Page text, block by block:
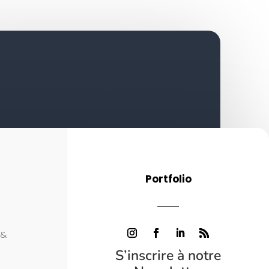
Portfolio
S’inscrire à notre